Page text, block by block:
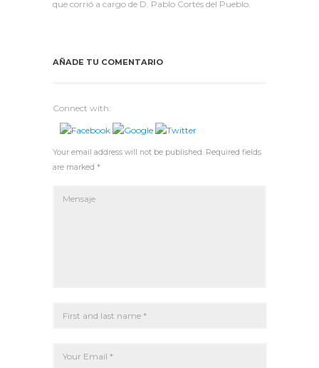
que corrió a cargo de D. Pablo Cortés del Pueblo.
AÑADE TU COMENTARIO
Connect with:
Your email address will not be published. Required fields
are marked *